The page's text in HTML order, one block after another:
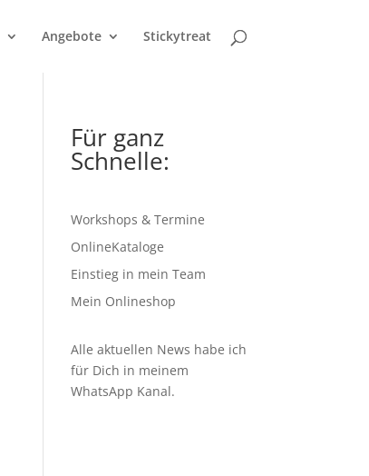
Angebote Stickytreat
Für ganz
Schnelle:
Workshops & Termine
OnlineKataloge
Einstieg in mein Team
Mein Onlineshop
Alle aktuellen News habe ich
für Dich in meinem
WhatsApp Kanal.